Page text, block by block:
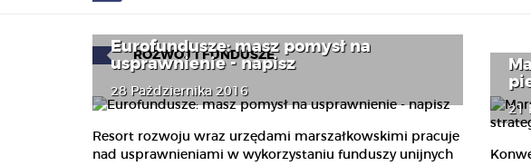
ROZWÓJ I FUNDUSZE
Eurofundusze: masz pomysł na
usprawnienie - napisz
28 Października 2016
Resort rozwoju wraz urzędami marszałkowskimi pracuje
nad usprawnieniami w wykorzystaniu funduszy unijnych
21